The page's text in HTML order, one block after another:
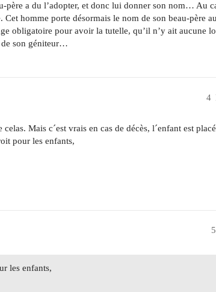
père a du l’adopter, et donc lui donner son nom… Au
Cet homme porte désormais le nom de son beau-père
obligatoire pour avoir la tutelle, qu’il n’y ait aucune
de son géniteur…
4
Mais c´est vrais en cas de décès, l´enfant est
pour les enfants,
5
les enfants,